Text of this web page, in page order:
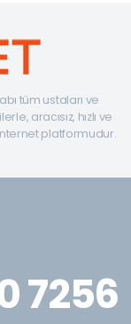
tüm ustaları ve
aracısız, hızlı ve
platformudur.
7256